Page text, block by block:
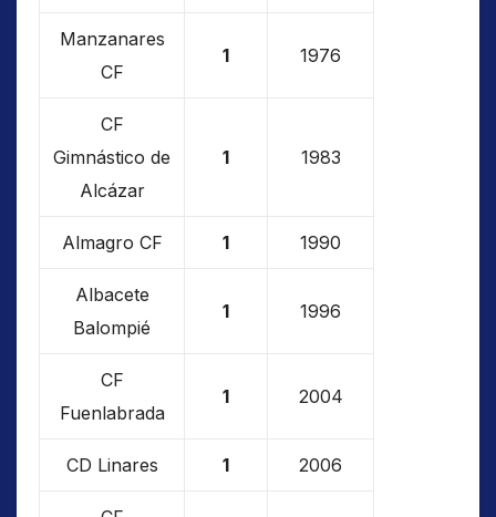
Manzanares
CF
1 1976
CF
Gimnástico de
Alcázar
1 1983
Almagro CF 1 1990
Albacete
Balompié
1 1996
CF
Fuenlabrada
1 2004
CD Linares 1 2006